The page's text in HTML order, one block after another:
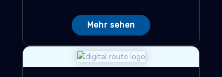
Mehr sehen